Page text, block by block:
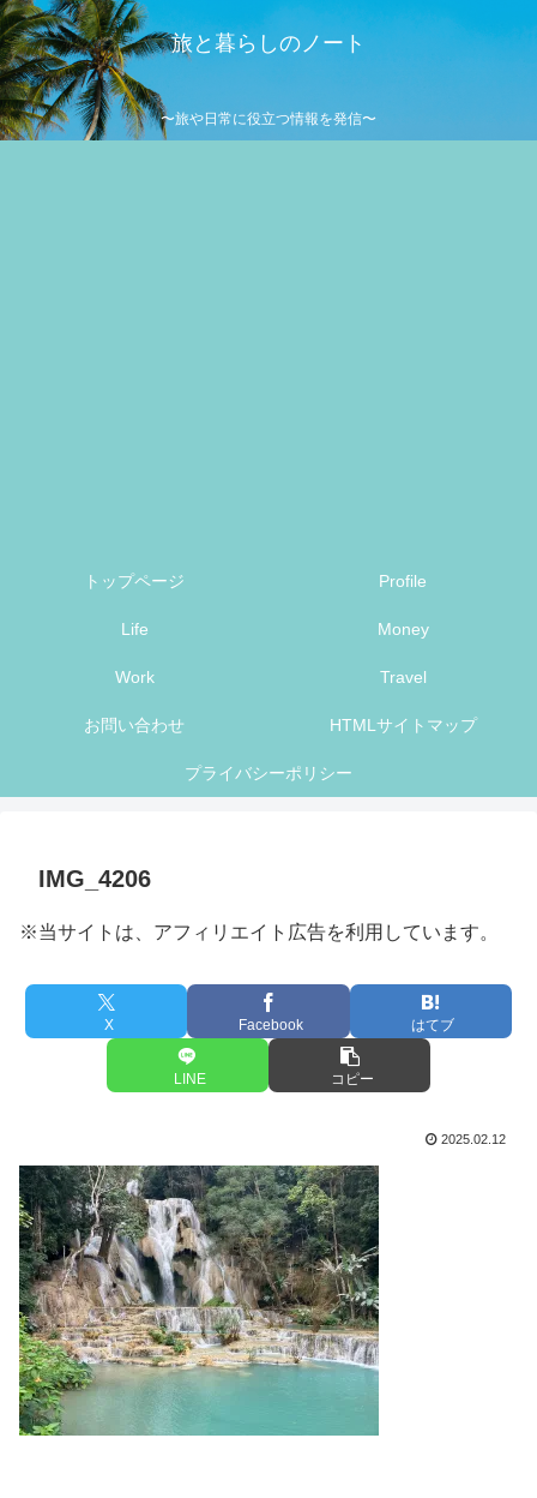
旅と暮らしのノート
〜旅や日常に役立つ情報を発信〜
トップページ Profile
Life Money
Work Travel
お問い合わせ HTMLサイトマップ
プライバシーポリシー
IMG_4206
※当サイトは、アフィリエイト広告を利用しています。
X Facebook はてブ
LINE コピー
2025.02.12